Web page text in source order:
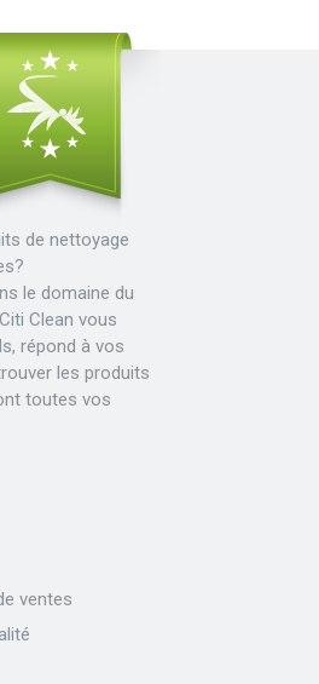
de nettoyage
le domaine du
Clean vous
répond à vos
les produits
toutes vos
ventes